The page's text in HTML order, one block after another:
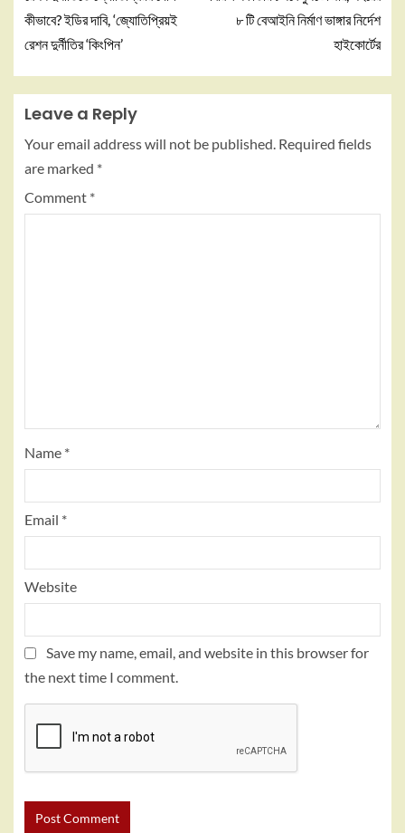
কীভাবে? ইডির দাবি, ‘জ্যোতিপ্রিয়ই
রেশন দুর্নীতির ‘কিংপিন’
৮ টি বেআইনি নির্মাণ ভাঙ্গার নির্দেশ
হাইকোর্টের
Leave a Reply
Your email address will not be published. Required fields
are marked *
Comment *
Name *
Email *
Website
Save my name, email, and website in this browser for
the next time I comment.